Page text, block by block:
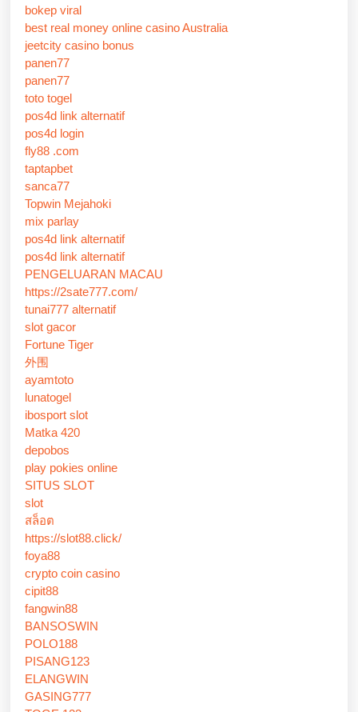
bokep viral
best real money online casino Australia
jeetcity casino bonus
panen77
panen77
toto togel
pos4d link alternatif
pos4d login
fly88 .com
taptapbet
sanca77
Topwin Mejahoki
mix parlay
pos4d link alternatif
pos4d link alternatif
PENGELUARAN MACAU
https://2sate777.com/
tunai777 alternatif
slot gacor
Fortune Tiger
外围
ayamtoto
lunatogel
ibosport slot
Matka 420
depobos
play pokies online
SITUS SLOT
slot
สล็อต
https://slot88.click/
foya88
crypto coin casino
cipit88
fangwin88
BANSOSWIN
POLO188
PISANG123
ELANGWIN
GASING777